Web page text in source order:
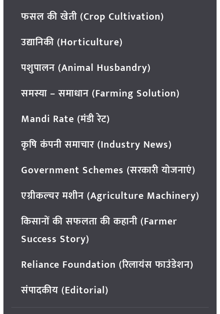
फसल की खेती (Crop Cultivation)
उद्यानिकी (Horticulture)
पशुपालन (Animal Husbandry)
समस्या – समाधान (Farming Solution)
Mandi Rate (मंडी रेट)
कृषि कंपनी समाचार (Industry News)
Government Schemes (सरकारी योजनाएं)
एग्रीकल्चर मशीन (Agriculture Machinery)
किसानों की सफलता की कहानी (Farmer
Success Story)
Reliance Foundation (रिलायंस फाउंडेशन)
संपादकीय (Editorial)